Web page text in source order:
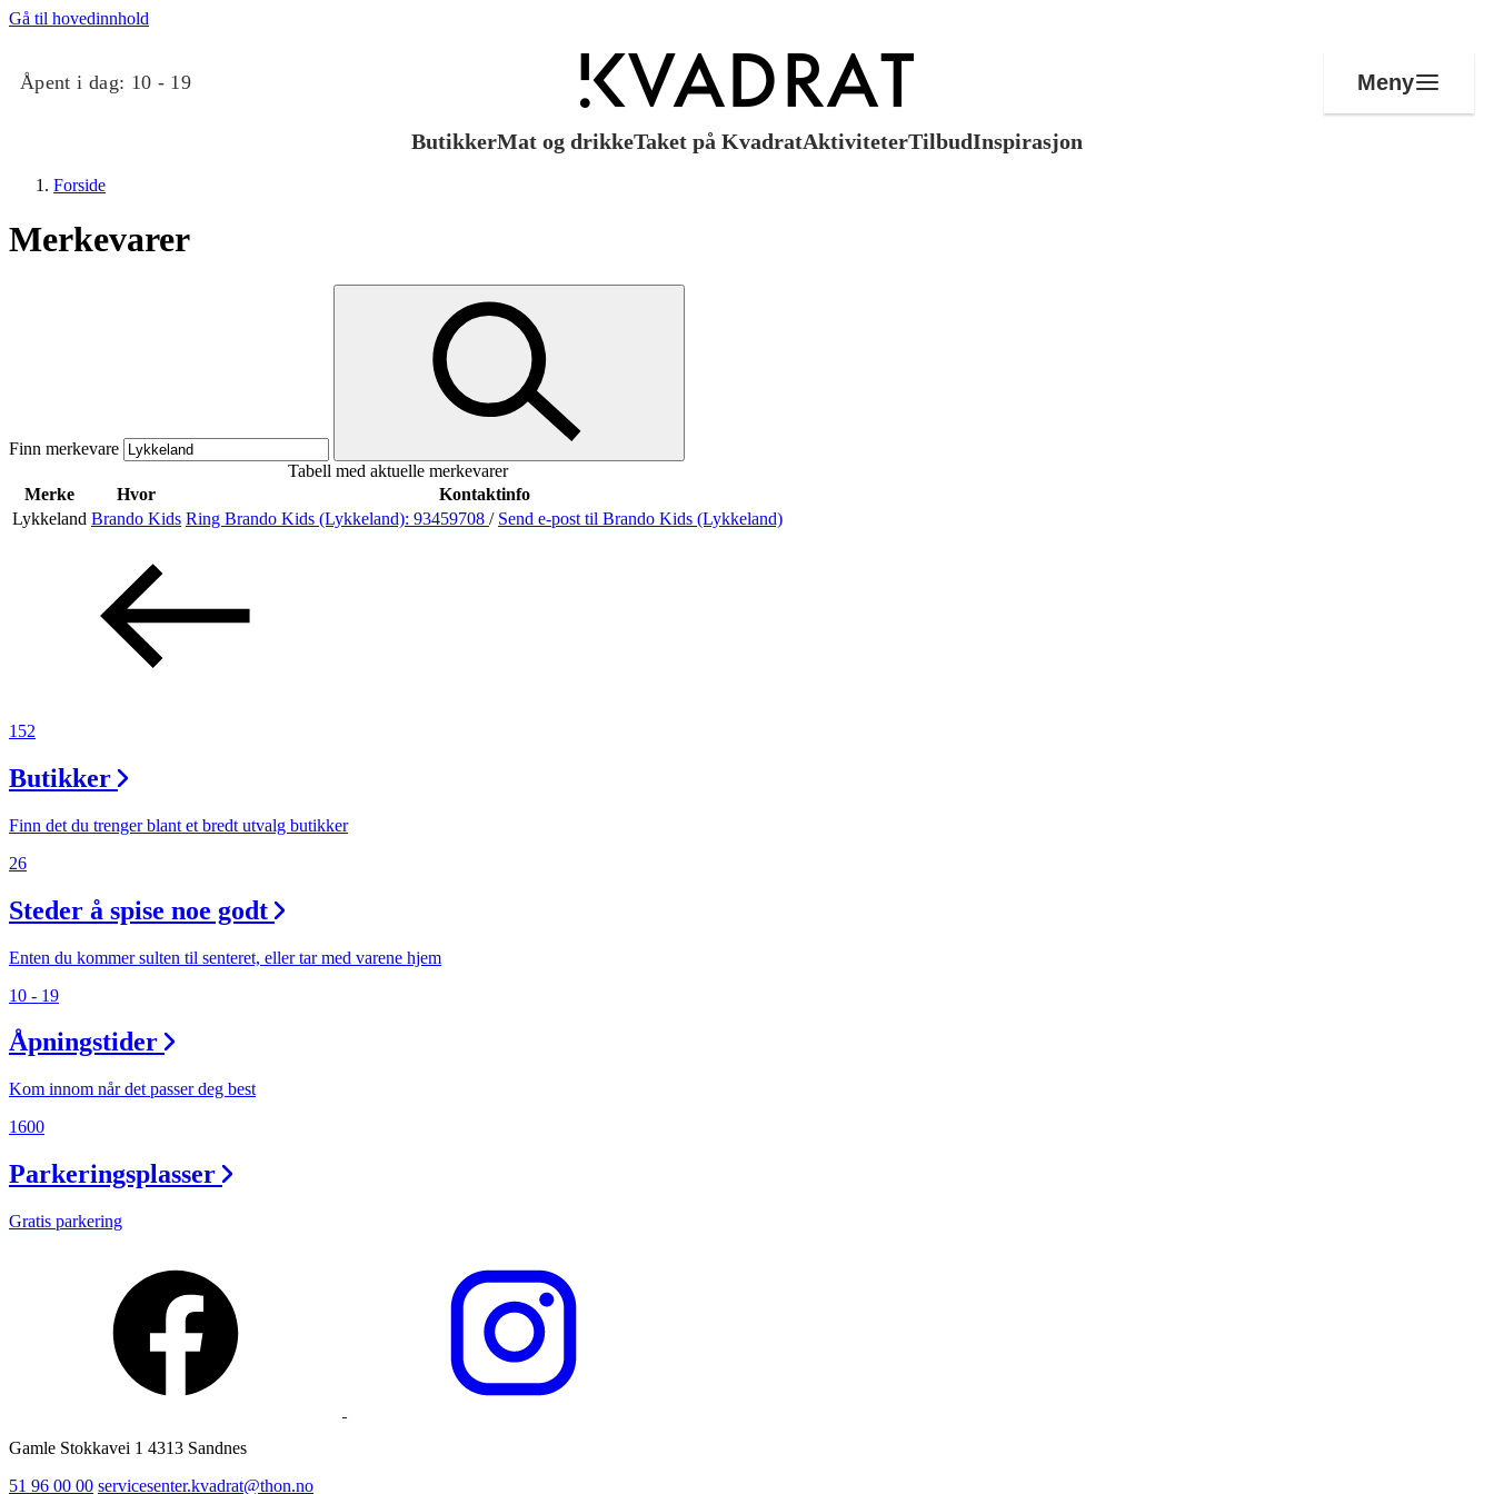
Gå til hovedinnhold
Åpent i dag: 10 - 19 Meny
ButikkerMat og drikkeTaket på KvadratAktiviteterTilbudInspirasjon
Mat og drikke
Taket på Kvadrat
Aktiviteter
Tilbud
Søk
Åpningstider
Praktisk informasjon
Magasin
Forside
Merkevarer
Finn merkevare
Tabell med aktuelle merkevarer
Merke
Hvor
Kontaktinfo
Lykkeland Brando Kids Ring Brando Kids (Lykkeland): 93459708 / Send e-post til Brando Kids (Lykkeland)
152
Butikker
Finn det du trenger blant et bredt utvalg butikker
26
Steder å spise noe godt
Enten du kommer sulten til senteret, eller tar med varene hjem
10 - 19
Åpningstider
Kom innom når det passer deg best
1600
Parkeringsplasser
Gratis parkering
Gamle Stokkavei 1 4313 Sandnes
51 96 00 00 servicesenter.kvadrat@thon.no